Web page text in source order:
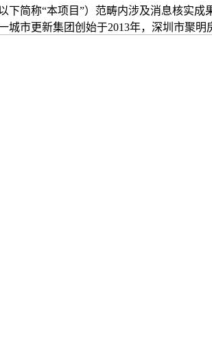
称“本项目”）范畴内涉及消息核实成
市更新集团创始于2013年，深圳市聚明